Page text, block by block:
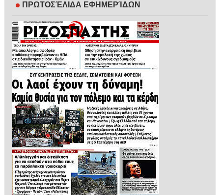
ΠΡΩΤΟΣΈΛΙΔΑ ΕΦΗΜΕΡΊΔΩΝ